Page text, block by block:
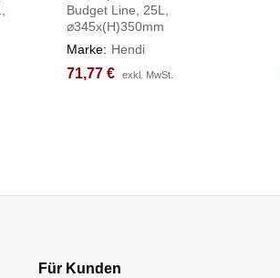
Budget Line, 25L,
⌀345x(H)350mm
Marke: Hendi
71,77 € exkl. MwSt.
71,77 € exkl. MwSt.
Für Kunden